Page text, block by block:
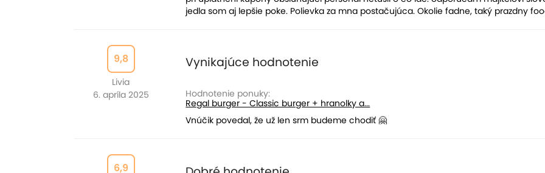
jedla som aj lepšie poke. Polievka za mna postačujúca. Okolie fadne, taký prazdny
9,8
Livia
6. apríla 2025
Vynikajúce hodnotenie
Hodnotenie ponuky:
Regal burger - Classic burger + hranolky a...
Vnúčik povedal, že už len srm budeme chodiť 🤗
6,9